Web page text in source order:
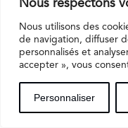
Nous utilisons des
de navigation, diffuser
personnalisés et
accepter », vous
Personnaliser
Subventionné par le
Il reçoit le soutien de la